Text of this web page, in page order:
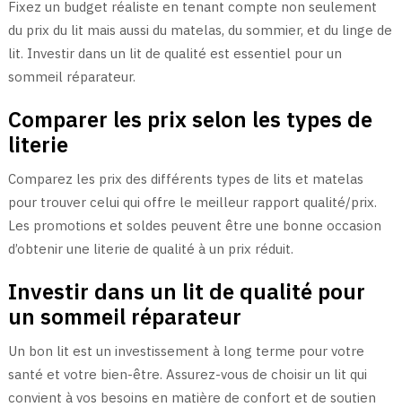
Fixez un budget réaliste en tenant compte non seulement
du prix du lit mais aussi du matelas, du sommier, et du linge de
lit. Investir dans un lit de qualité est essentiel pour un
sommeil réparateur.
Comparer les prix selon les types de
literie
Comparez les prix des différents types de lits et matelas
pour trouver celui qui offre le meilleur rapport qualité/prix.
Les promotions et soldes peuvent être une bonne occasion
d’obtenir une literie de qualité à un prix réduit.
Investir dans un lit de qualité pour
un sommeil réparateur
Un bon lit est un investissement à long terme pour votre
santé et votre bien-être. Assurez-vous de choisir un lit qui
convient à vos besoins en matière de confort et de soutien